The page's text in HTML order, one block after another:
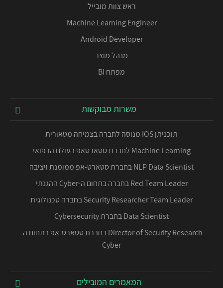
ראש צוות מובייל
Machine Learning Engineer
Android Developer
מנהל מוצר
מפתח BI
משרות מבוקשות
תוכניתן IOS מנוסה לחברה בצמיחה מטאורית
Machine Learning לחברת סטארטאפ בעולם הרפואי
NLP Data Scientist בחברת סטארט-אפ ממומנת ויציבה
Red Team Leader בחברה בתחום ה-Cyber ההגנתי
Security Researcher Team Leader בחברה טכנולוגית
Data Scientist בחברת Cybersecurity
Director of Security Research בחברת סטארט-אפ בתחום ה-
Cyber
המאמרים המובילים